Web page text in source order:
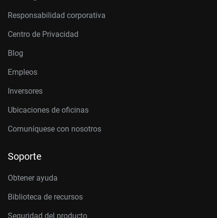
Responsabilidad corporativa
Centro de Privacidad
Blog
Empleos
Inversores
Ubicaciones de oficinas
Comuníquese con nosotros
Soporte
Obtener ayuda
Biblioteca de recursos
Seguridad del producto